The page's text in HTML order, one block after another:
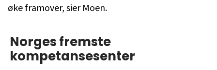
øke framover, sier Moen.
Norges fremste
kompetansesenter